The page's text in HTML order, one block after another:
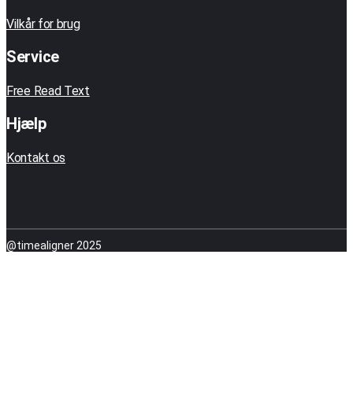
Vilkår for brug
Service
Free Read Text
Hjælp
Kontakt os
@timealigner 2025